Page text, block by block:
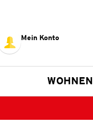
Mein Konto
WOHNEN